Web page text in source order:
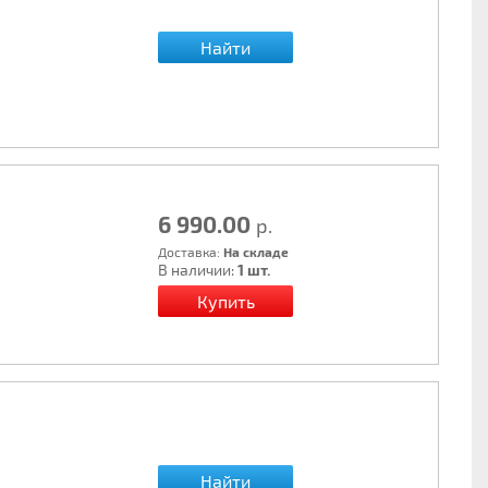
Найти
6 990.00 р.
Доставка: На складе
В наличии:1 шт.
Найти